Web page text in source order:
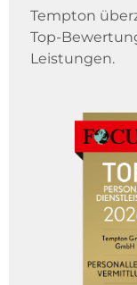
Tempton
Top-
Leistungen.